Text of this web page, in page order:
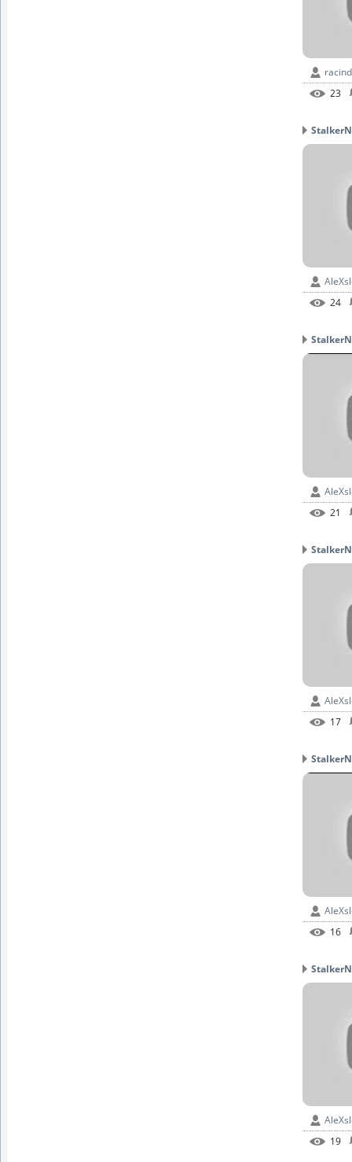
23
24
21
17
16
19